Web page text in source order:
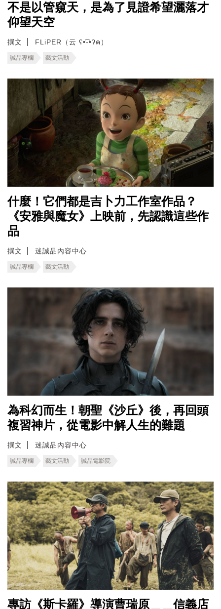
不是以管窺天，是為了見證希望灑落才
仰望天空
撰文 FLiPER（云 ʕ•͡-•ʔฅ）
誠品專欄 藝文活動
什麼！它們都是吉卜力工作室作品？
《安雅與魔女》上映前，先認識這些作
品
撰文 迷誠品內容中心
誠品專欄 藝文活動
為科幻而生！朝聖《沙丘》後，再回頭
複習神片，從電影中解人生的難題
撰文 迷誠品內容中心
誠品專欄 藝文活動 誠品電影院
專訪《斯卡羅》導演曹瑞原＿＿信義店